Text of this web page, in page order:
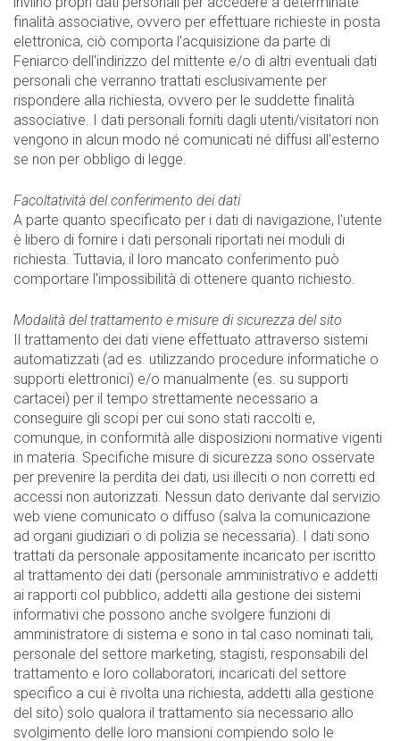
finalità associative, ovvero per effettuare richieste in posta
elettronica, ciò comporta l'acquisizione da parte di
Feniarco dell'indirizzo del mittente e/o di altri eventuali dati
personali che verranno trattati esclusivamente per
rispondere alla richiesta, ovvero per le suddette finalità
associative. I dati personali forniti dagli utenti/visitatori non
vengono in alcun modo né comunicati né diffusi all'esterno
se non per obbligo di legge.
Facoltatività del conferimento dei dati
A parte quanto specificato per i dati di navigazione, l'utente
è libero di fornire i dati personali riportati nei moduli di
richiesta. Tuttavia, il loro mancato conferimento può
comportare l'impossibilità di ottenere quanto richiesto.
Modalità del trattamento e misure di sicurezza del sito
Il trattamento dei dati viene effettuato attraverso sistemi
automatizzati (ad es. utilizzando procedure informatiche o
supporti elettronici) e/o manualmente (es. su supporti
cartacei) per il tempo strettamente necessario a
conseguire gli scopi per cui sono stati raccolti e,
comunque, in conformità alle disposizioni normative vigenti
in materia. Specifiche misure di sicurezza sono osservate
per prevenire la perdita dei dati, usi illeciti o non corretti ed
accessi non autorizzati. Nessun dato derivante dal servizio
web viene comunicato o diffuso (salva la comunicazione
ad organi giudiziari o di polizia se necessaria). I dati sono
trattati da personale appositamente incaricato per iscritto
al trattamento dei dati (personale amministrativo e addetti
ai rapporti col pubblico, addetti alla gestione dei sistemi
informativi che possono anche svolgere funzioni di
amministratore di sistema e sono in tal caso nominati tali,
personale del settore marketing, stagisti, responsabili del
trattamento e loro collaboratori, incaricati del settore
specifico a cui è rivolta una richiesta, addetti alla gestione
del sito) solo qualora il trattamento sia necessario allo
svolgimento delle loro mansioni compiendo solo le